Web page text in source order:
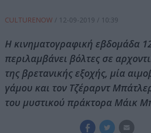
CULTURENOW / 12-09-2019 / 10:39
Η κινηματογραφική εβδομάδα
περιλαμβάνει βόλτες σε
της βρετανικής εξοχής, μία
γάμου και τον Τζέραρντ
του μυστικού πράκτορα Μάικ